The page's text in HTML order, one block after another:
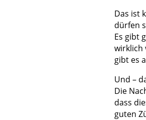
Das ist
dürfen
Es gibt
wirklich
gibt es
Und –
Die
dass
guten